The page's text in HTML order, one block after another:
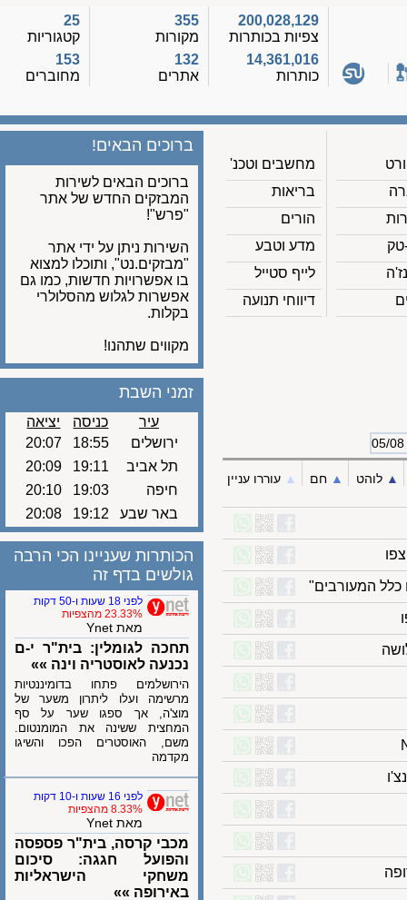
200,028,129
צפיות בכותרות
14,361,016
כותרות
355
מקורות
132
אתרים
קטגוריות
153
מחוברים
מחשבים וטכנ'
בריאות
הורים
מדע וטבע
לייף סטייל
דיווחי תנועה
ברוכים הבאים!
ברוכים הבאים לשירות
המבזקים החדש של אתר
"פרש"!
השירות ניתן על ידי אתר
"מבזקים.נט", ותוכלו למצוא
בו אפשרויות חדשות, כמו גם
אפשרות לגלוש מהסלולרי
בקלות.
מקווים שתהנו!
לוהט ▲︎ חם ▲︎ עוררו עניין
המעורבים"
זמני השבת
עיר כניסה
יציאה
ירושלים
18:55
20:07
תל אביב
19:11
20:09
חיפה
19:03
20:10
באר שבע
19:12
20:08
הכותרות שעניינו הכי הרבה
גולשים בדף זה
לפני 18 שעות ו-50 דקות
23.33% מהצפיות
מאת Ynet
תחכה לגומלין: בית"ר י-ם
נכנעה לאוסטריה וינה »»
הירושלמים פתחו בדומיננטיות
מרשימה ועלו ליתרון משער של
מוצ'ה, אך ספגו שער על סף
המחצית ששינה את המומנטום.
משם, האוסטרים הפכו והשיגו
מקדמה
לפני 16 שעות ו-10 דקות
8.33% מהצפיות
מאת Ynet
מכבי קרסה, בית"ר פספסה
והפועל חגגה: סיכום
משחקי הישראליות
באירופה »»